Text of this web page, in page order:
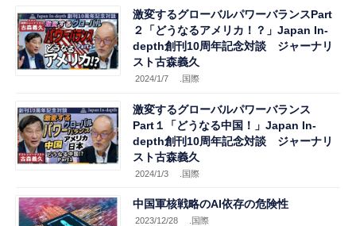
激変するグローバルパワーバランスPart
２「どうなるアメリカ！？」Japan In-
depth創刊10周年記念対談 ジャーナリ
スト古森義久
2024/1/7 .国際
激変するグローバルパワーバランス
Part１「どうなる中国！」Japan In-
depth創刊10周年記念対談 ジャーナリ
スト古森義久
2024/1/3 .国際
中国軍核戦略のAI依存の危険性
2023/12/28 .国際